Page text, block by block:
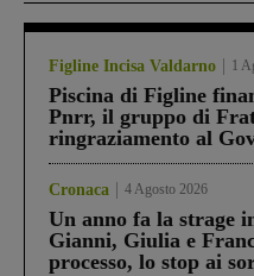
Figline Incisa Valdarno 1
Piscina di Figline
Pnrr, il gruppo di
ringraziamento al
Cronaca 4 Agosto 2026
Un anno fa la strage
Gianni, Giulia e
processo, lo stop ai